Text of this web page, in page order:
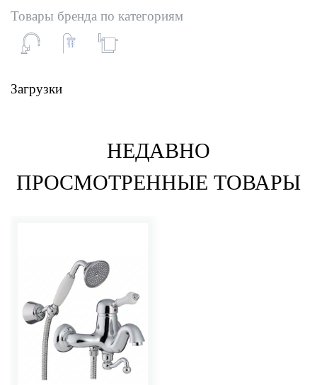
Товары бренда по категориям
Загрузки
НЕДАВНО
ПРОСМОТРЕННЫЕ ТОВАРЫ